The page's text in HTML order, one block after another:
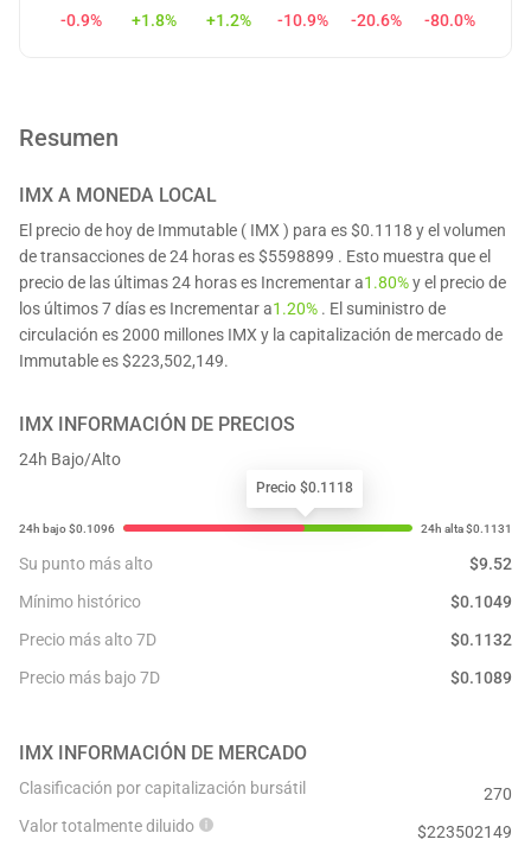
-0.9% +1.8% +1.2% -10.9% -20.6% -80.0%
Resumen
IMX A MONEDA LOCAL
El precio de hoy de Immutable ( IMX ) para es $0.1118 y el volumen
de transacciones de 24 horas es $5598899 . Esto muestra que el
precio de las últimas 24 horas es Incrementar a1.80%y el precio de
los últimos 7 días es Incrementar a1.20% . El suministro de
circulación es 2000 millones IMX y la capitalización de mercado de
Immutable es $223,502,149.
IMX INFORMACIÓN DE PRECIOS
24h Bajo/Alto
Precio $0.1118
Su punto más alto $9.52
Mínimo histórico
$0.1049
Precio más alto 7D
$0.1132
Precio más bajo 7D
$0.1089
IMX INFORMACIÓN DE MERCADO
Clasificación por capitalización bursátil
270
Valor totalmente diluido
$223502149